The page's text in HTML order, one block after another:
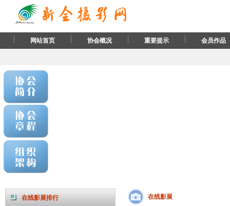
网站首页 协会概况 重要提示 会员作品
在线影展排行 在线影展